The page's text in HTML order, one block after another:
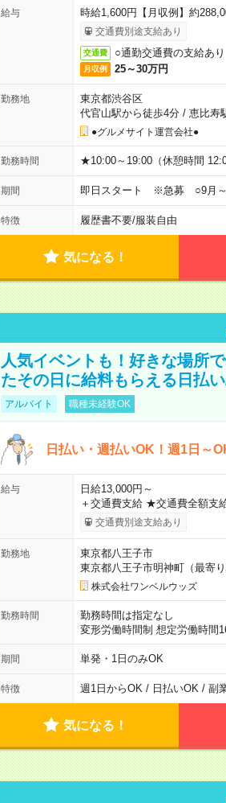
給与 時給1,600円【月収例】約
交通費別途支給あり
交通費 ○通勤交通費の支給あり
月収例 25～30万円
勤務地
東京都渋谷区
代官山駅から徒歩4分/ 恵比寿
●グルメサイト運営会社●
勤務時間 ★10:00～19:00（休憩時間
期間 即日スタート ※急募 ○9月～
特徴 履歴書不要/服装自由
気になる！
人気イベントも！好きな場所
たその日に給料もらえる日払
アルバイト 職種未経験OK
日払い・週払いOK！週1日～
給与
日給13,000円～
＋交通費支給 ★交通費全額
交通費別途支給あり
勤務地
東京都八王子市
東京都八王子市明神町（最寄り
株式会社ワンベルウッズ
勤務時間
勤務時間は指定なし
変形労働時間制 想定労働時間
期間 単発・1日のみOK
特徴 週1日からOK / 日払いOK / 副
気になる！